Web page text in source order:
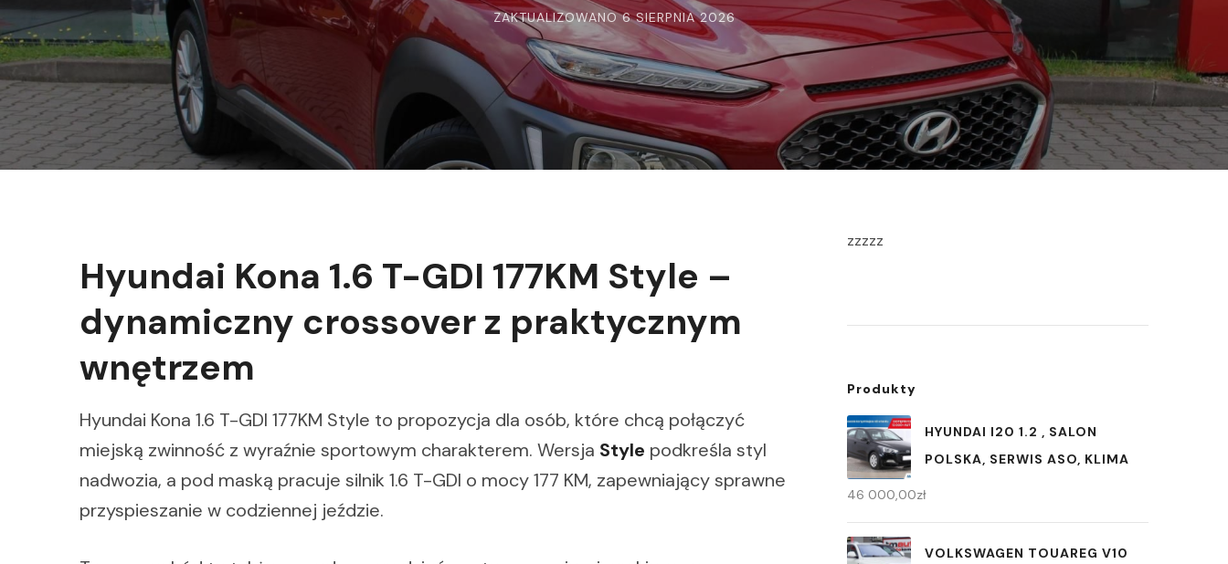
ZAKTUALIZOWANO6 SIERPNIA 2026
Hyundai Kona 1.6 T-GDI 177KM Style –
dynamiczny crossover z praktycznym
wnętrzem
Hyundai Kona 1.6 T-GDI 177KM Style to propozycja dla osób, które chcą połączyć
miejską zwinność z wyraźnie sportowym charakterem. Wersja Style podkreśla styl
nadwozia, a pod maską pracuje silnik 1.6 T-GDI o mocy 177 KM, zapewniający sprawne
przyspieszanie w codziennej jeździe.
zzzzz
Produkty
HYUNDAI I20 1.2 , SALON
POLSKA, SERWIS ASO, KLIMA
46 000,00zł
VOLKSWAGEN TOUAREG V10